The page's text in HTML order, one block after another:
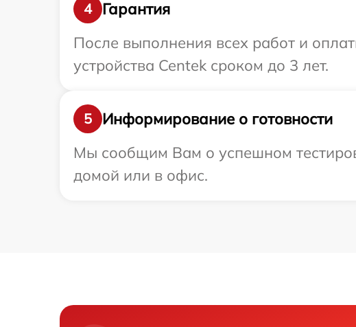
4
Гарантия
После выполнения всех работ и
устройства Centek сроком до 3 лет.
5
Информирование о готовности
Мы сообщим Вам о успешном
домой или в офис.